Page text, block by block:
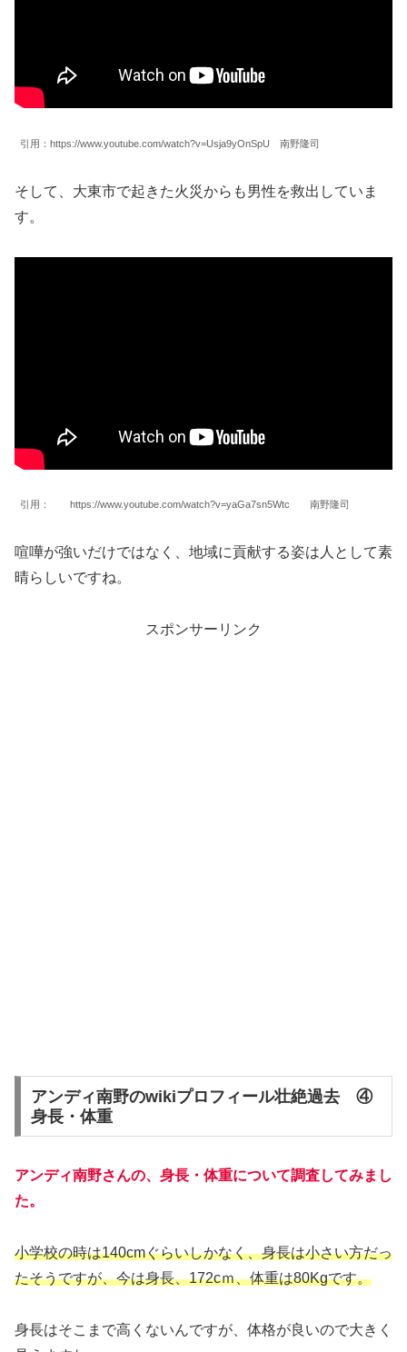
引用：https://www.youtube.com/watch?v=Usja9yOnSpU 南野隆司
そして、大東市で起きた火災からも男性を救出していま
す。
引用： https://www.youtube.com/watch?v=yaGa7sn5Wtc 南野隆司
喧嘩が強いだけではなく、地域に貢献する姿は人として素
晴らしいですね。
スポンサーリンク
アンディ南野のwikiプロフィール壮絶過去 ④
身長・体重
アンディ南野さんの、身長・体重について調査してみまし
た。
小学校の時は140cmぐらいしかなく、身長は小さい方だっ
たそうですが、今は身長、172cｍ、体重は80Kgです。
身長はそこまで高くないんですが、体格が良いので大きく